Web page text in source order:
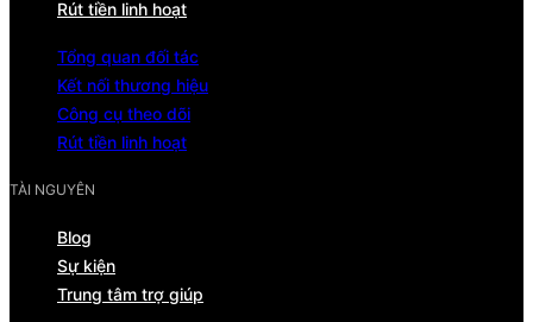
Rút tiền linh hoạt
Tổng quan đối tác
Kết nối thương hiệu
Công cụ theo dõi
Rút tiền linh hoạt
TÀI NGUYÊN
Blog
Sự kiện
Trung tâm trợ giúp